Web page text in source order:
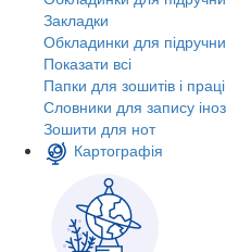
Закладки
Обкладинки для
Показати всі
Папки для зошитів і праці
Словники для запису
Зошити для нот
Картографія